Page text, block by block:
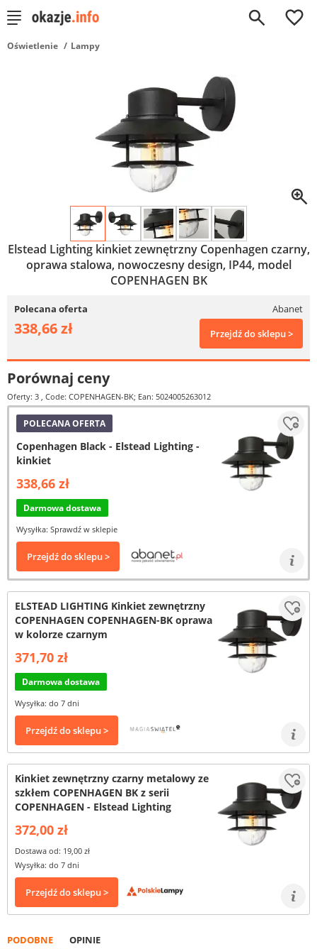
0
Oświetlenie Lampy
Elstead Lighting kinkiet zewnętrzny Copenhagen czarny,
oprawa stalowa, nowoczesny design, IP44, model
COPENHAGEN BK
Polecana oferta Abanet
338,66 zł Przejdź do sklepu >
Porównaj ceny
Oferty: 3 , Code: COPENHAGEN-BK; Ean: 5024005263012
POLECANA OFERTA
Copenhagen Black - Elstead Lighting -
kinkiet
338,66 zł
Darmowa dostawa
Wysyłka: Sprawdź w sklepie
Przejdź do sklepu >
ELSTEAD LIGHTING Kinkiet zewnętrzny
COPENHAGEN COPENHAGEN-BK oprawa
w kolorze czarnym
371,70 zł
Darmowa dostawa
Wysyłka: do 7 dni
Przejdź do sklepu >
Kinkiet zewnętrzny czarny metalowy ze
szkłem COPENHAGEN BK z serii
COPENHAGEN - Elstead Lighting
372,00 zł
Dostawa od: 19,00 zł
Wysyłka: do 7 dni
Przejdź do sklepu >
PODOBNE OPINIE